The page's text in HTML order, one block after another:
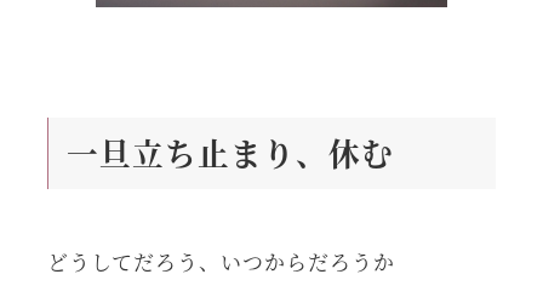
一旦立ち止まり、休む
どうしてだろう、いつからだろうか